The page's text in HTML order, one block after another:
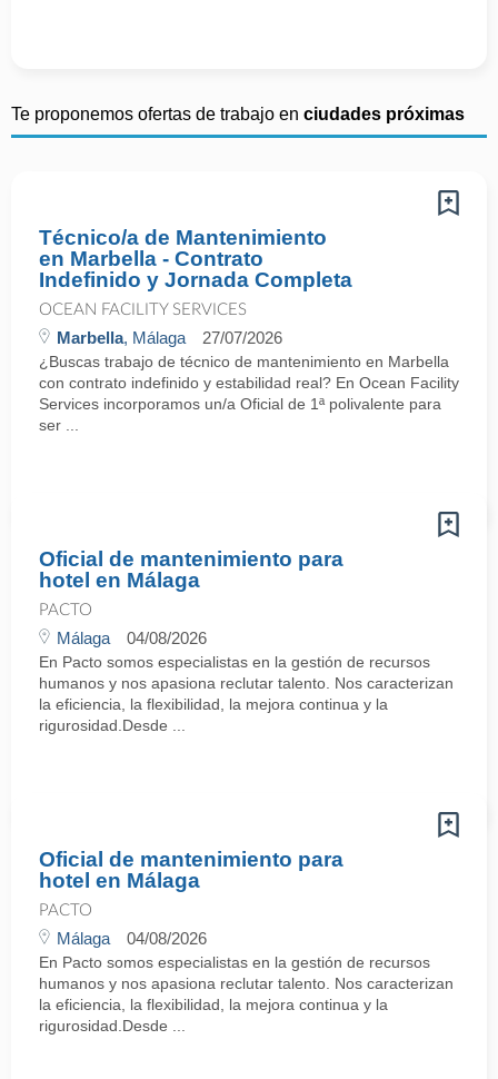
Te proponemos ofertas de trabajo en ciudades próximas
Técnico/a de Mantenimiento
en Marbella - Contrato
Indefinido y Jornada Completa
OCEAN FACILITY SERVICES
Marbella, Málaga 27/07/2026
¿Buscas trabajo de técnico de mantenimiento en Marbella
con contrato indefinido y estabilidad real? En Ocean Facility
Services incorporamos un/a Oficial de 1ª polivalente para
ser ...
Oficial de mantenimiento para
hotel en Málaga
PACTO
Málaga 04/08/2026
En Pacto somos especialistas en la gestión de recursos
humanos y nos apasiona reclutar talento. Nos caracterizan
la eficiencia, la flexibilidad, la mejora continua y la
rigurosidad.Desde ...
Oficial de mantenimiento para
hotel en Málaga
PACTO
Málaga 04/08/2026
En Pacto somos especialistas en la gestión de recursos
humanos y nos apasiona reclutar talento. Nos caracterizan
la eficiencia, la flexibilidad, la mejora continua y la
rigurosidad.Desde ...